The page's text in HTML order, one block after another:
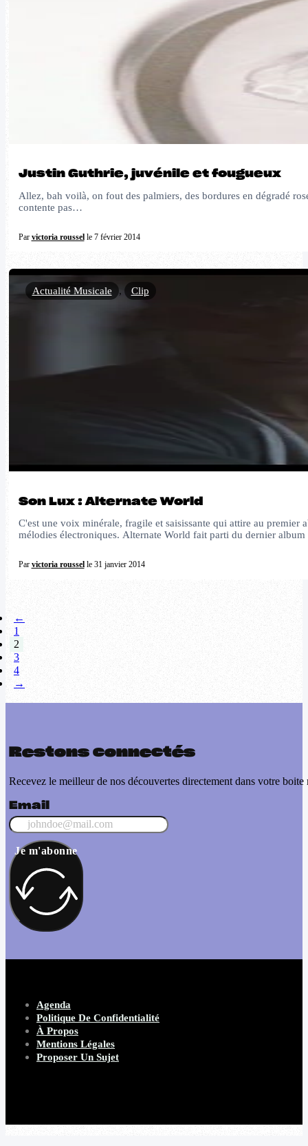
Justin Guthrie, juvénile et fougueux
Allez, bah voilà, on fout des palmiers, des bordures en dégradé
contente pas…
Par victoria rousselle 7 février 2014
Son Lux : Alternate World
C'est une voix minérale, fragile et saisissante qui attire au
mélodies électroniques. Alternate World fait parti du dernier
Par victoria rousselle 31 janvier 2014
Actualité Musicale , Clip
←
1
2
3
4
→
Restons connectés
Recevez le meilleur de nos découvertes directement dans votre boite
Email
Je m'abonne
Agenda
Politique De Confidentialité
À Propos
Mentions Légales
Proposer Un Sujet